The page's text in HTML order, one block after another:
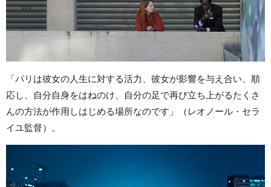
「パリは彼女の人生に対する活力、彼女が影響を与え合い、順
応し、自分自身をはねのけ、自分の足で再び立ち上がるたくさ
んの方法が作用しはじめる場所なのです」（レオノール・セラ
イユ監督）。